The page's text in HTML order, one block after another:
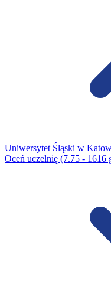
Uniwersytet Śląski w
Oceń uczelnię (7.75 - 1616